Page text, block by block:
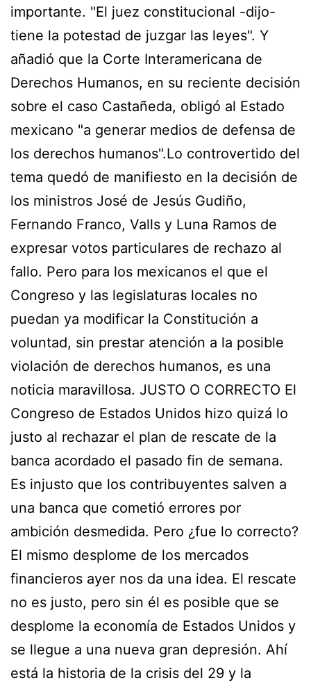
importante. "El juez constitucional -dijo-
tiene la potestad de juzgar las leyes". Y
añadió que la Corte Interamericana de
Derechos Humanos, en su reciente decisión
sobre el caso Castañeda, obligó al Estado
mexicano "a generar medios de defensa de
los derechos humanos".Lo controvertido del
tema quedó de manifiesto en la decisión de
los ministros José de Jesús Gudiño,
Fernando Franco, Valls y Luna Ramos de
expresar votos particulares de rechazo al
fallo. Pero para los mexicanos el que el
Congreso y las legislaturas locales no
puedan ya modificar la Constitución a
voluntad, sin prestar atención a la posible
violación de derechos humanos, es una
noticia maravillosa. JUSTO O CORRECTO El
Congreso de Estados Unidos hizo quizá lo
justo al rechazar el plan de rescate de la
banca acordado el pasado fin de semana.
Es injusto que los contribuyentes salven a
una banca que cometió errores por
ambición desmedida. Pero ¿fue lo correcto?
El mismo desplome de los mercados
financieros ayer nos da una idea. El rescate
no es justo, pero sin él es posible que se
desplome la economía de Estados Unidos y
se llegue a una nueva gran depresión. Ahí
está la historia de la crisis del 29 y la